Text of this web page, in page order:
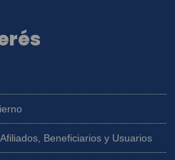
Beneficiarios y Usuarios